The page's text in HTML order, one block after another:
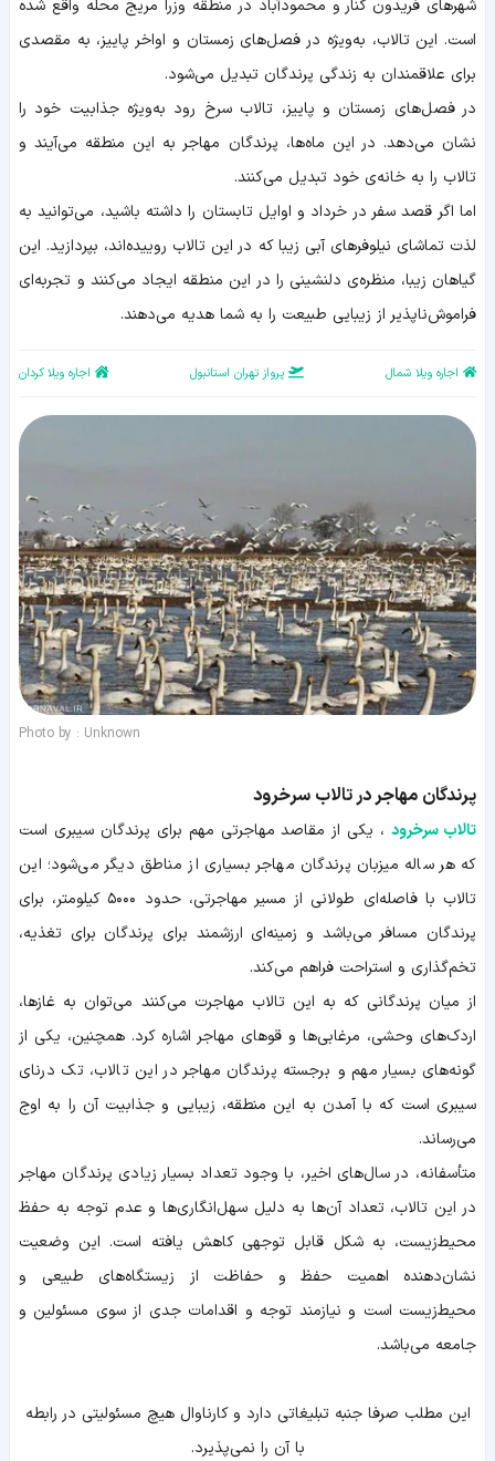
شهرهای فریدون کنار و محمودآباد در منطقه وزرا مریج محله واقع شده
است. این تالاب، به‌ویژه در فصل‌های زمستان و اواخر پاییز، به مقصدی
برای علاقمندان به زندگی پرندگان تبدیل می‌شود.
در فصل‌های زمستان و پاییز، تالاب سرخ رود به‌ویژه جذابیت خود را
نشان می‌دهد. در این ماه‌ها، پرندگان مهاجر به این منطقه می‌آیند و
تالاب را به خانه‌ی خود تبدیل می‌کنند.
اما اگر قصد سفر در خرداد و اوایل تابستان را داشته باشید، می‌توانید به
لذت تماشای نیلوفرهای آبی زیبا که در این تالاب روییده‌اند، بپردازید. این
گیاهان زیبا، منظره‌ی دلنشینی را در این منطقه ایجاد می‌کنند و تجربه‌ای
فراموش‌ناپذیر از زیبایی طبیعت را به شما هدیه می‌دهند.
اجاره ویلا شمال پرواز تهران استانبول اجاره ویلا کردان
Photo by : Unknown
پرندگان مهاجر در تالاب سرخرود
تالاب سرخرود، یکی از مقاصد مهاجرتی مهم برای پرندگان سیبری است
که هر ساله میزبان پرندگان مهاجر بسیاری از مناطق دیگر می‌شود؛ این
تالاب با فاصله‌ای طولانی از مسیر مهاجرتی، حدود ۵۰۰۰ کیلومتر، برای
پرندگان مسافر می‌باشد و زمینه‌ای ارزشمند برای پرندگان برای تغذیه،
تخم‌گذاری و استراحت فراهم می‌کند.
از میان پرندگانی که به این تالاب مهاجرت می‌کنند می‌توان به غازها،
اردک‌های وحشی، مرغابی‌ها و قوهای مهاجر اشاره کرد. همچنین، یکی از
گونه‌های بسیار مهم و برجسته پرندگان مهاجر در این تالاب، تک درنای
سیبری است که با آمدن به این منطقه، زیبایی و جذابیت آن را به اوج
می‌رساند.
متأسفانه، در سال‌های اخیر، با وجود تعداد بسیار زیادی پرندگان مهاجر
در این تالاب، تعداد آن‌ها به دلیل سهل‌انگاری‌ها و عدم توجه به حفظ
محیط‌زیست، به شکل قابل توجهی کاهش یافته است. این وضعیت
نشان‌دهنده اهمیت حفظ و حفاظت از زیستگاه‌های طبیعی و
محیط‌زیست است و نیازمند توجه و اقدامات جدی از سوی مسئولین و
جامعه می‌باشد.
اين مطلب صرفا جنبه تبليغاتي دارد و کارناوال هيچ مسئوليتي در رابطه
با آن را نمي‌پذيرد.